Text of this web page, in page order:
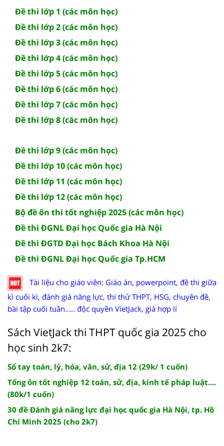
Đề thi lớp 1 (các môn học)
Đề thi lớp 2 (các môn học)
Đề thi lớp 3 (các môn học)
Đề thi lớp 4 (các môn học)
Đề thi lớp 5 (các môn học)
Đề thi lớp 6 (các môn học)
Đề thi lớp 7 (các môn học)
Đề thi lớp 8 (các môn học)
Đề thi lớp 9 (các môn học)
Đề thi lớp 10 (các môn học)
Đề thi lớp 11 (các môn học)
Đề thi lớp 12 (các môn học)
Bộ đề ôn thi tốt nghiệp 2025 (các môn học)
Đề thi ĐGNL Đại học Quốc gia Hà Nội
Đề thi ĐGTD Đại học Bách Khoa Hà Nội
Đề thi ĐGNL Đại học Quốc gia Tp.HCM
Tài liệu cho giáo viên: Giáo án, powerpoint, đề thi giữa
kì cuối kì, đánh giá năng lực, thi thử THPT, HSG, chuyên đề,
bài tập cuối tuần..... độc quyền VietJack, giá hợp lí
Sách VietJack thi THPT quốc gia 2025 cho
học sinh 2k7:
Sổ tay toán, lý, hóa, văn, sử, địa 12 (29k/ 1 cuốn)
Tổng ôn tốt nghiệp 12 toán, sử, địa, kinh tế pháp luật....
(80k/1 cuốn)
30 đề Đánh giá năng lực đại học quốc gia Hà Nội, tp. Hồ
Chí Minh 2025 (cho 2k7)